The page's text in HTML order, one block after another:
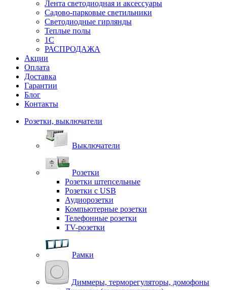
Лента светодиодная и аксессуары
Садово-парковые светильники
Светодиодные гирлянды
Теплые полы
1С
РАСПРОДАЖА
Акции
Оплата
Доставка
Гарантии
Блог
Контакты
Розетки, выключатели
Выключатели
Розетки
Розетки штепсельные
Розетки с USB
Аудиорозетки
Компьютерные розетки
Телефонные розетки
TV-розетки
Рамки
Диммеры, терморегуляторы, домофоны